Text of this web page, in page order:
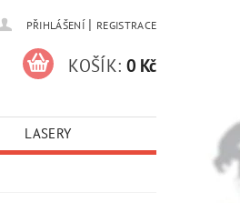
PŘIHLÁŠENÍ | REGISTRACE
KOŠÍK: 0 Kč
LASERY